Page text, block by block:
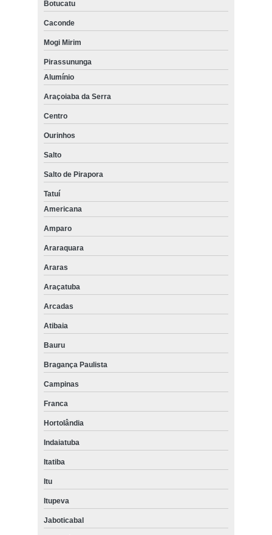
Botucatu
Caconde
Mogi Mirim
Pirassununga
Alumínio
Araçoiaba da Serra
Centro
Ourinhos
Salto
Salto de Pirapora
Tatuí
Americana
Amparo
Araraquara
Araras
Araçatuba
Arcadas
Atibaia
Bauru
Bragança Paulista
Campinas
Franca
Hortolândia
Indaiatuba
Itatiba
Itu
Itupeva
Jaboticabal